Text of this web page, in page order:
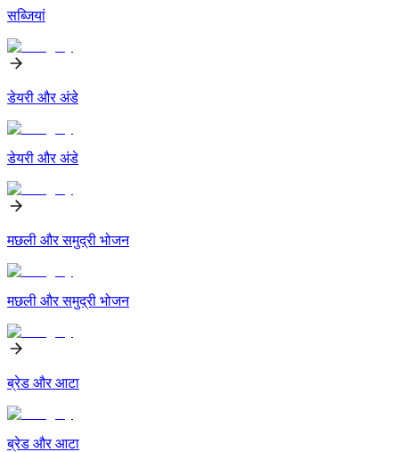
सब्जियां
डेयरी और अंडे
डेयरी और अंडे
मछली और समुद्री भोजन
मछली और समुद्री भोजन
ब्रेड और आटा
ब्रेड और आटा